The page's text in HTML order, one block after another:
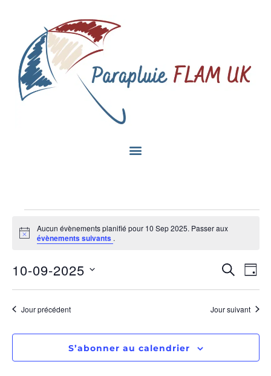
Notice
Aucun évènements planifié pour 10 Sep 2025. Passer aux
évènements suivants .
ET
DE
VUES
de
Jour
10-09-2025
une
date.Jour précédent Jour suivant
S’abonner au calendrier